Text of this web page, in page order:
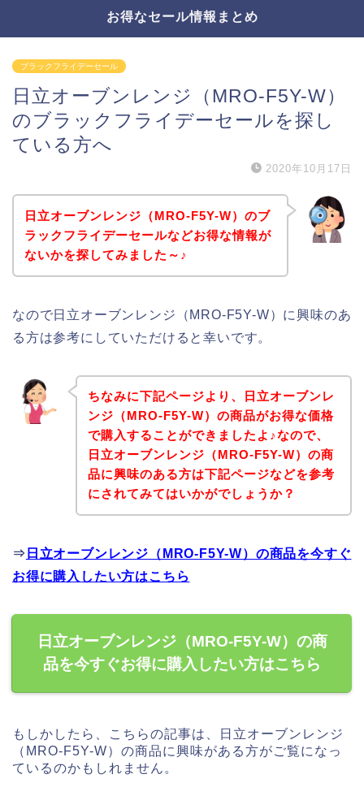
お得なセール情報まとめ
ブラックフライデーセール
日立オーブンレンジ（MRO-F5Y-W）
のブラックフライデーセールを探し
ている方へ
2020年10月17日
日立オーブンレンジ（MRO-F5Y-W）のブ
ラックフライデーセールなどお得な情報が
ないかを探してみました～♪
なので日立オーブンレンジ（MRO-F5Y-W）に興味のあ
る方は参考にしていただけると幸いです。
ちなみに下記ページより、日立オーブンレ
ンジ（MRO-F5Y-W）の商品がお得な価格
で購入することができましたよ♪なので、
日立オーブンレンジ（MRO-F5Y-W）の商
品に興味のある方は下記ページなどを参考
にされてみてはいかがでしょうか？
⇒ 日立オーブンレンジ（MRO-F5Y-W）の商品を今すぐ
お得に購入したい方はこちら
日立オーブンレンジ（MRO-F5Y-W）の商
品を今すぐお得に購入したい方はこちら
もしかしたら、こちらの記事は、日立オーブンレンジ
（MRO-F5Y-W）の商品に興味がある方がご覧になっ
ているのかもしれません。